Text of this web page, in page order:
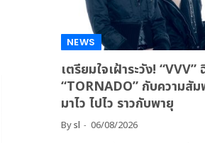
NEWS
เตรียมใจเฝ้าระวัง!
“TORNADO” กับความสัม
มาไว ไปไว ราวกับพายุ
Bysl 06/08/2026